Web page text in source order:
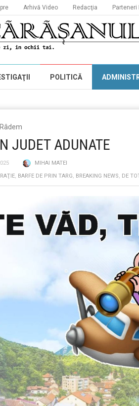
Arhivă Video Redacţia Parteneri
POLITICĂ
JUDET ADUNATE
MIHAI MATEI
, BARFE DE PRIN TARG, BREAKING NEWS, DE